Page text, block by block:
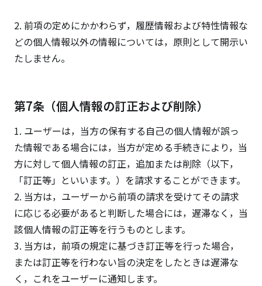
2. 前項の定めにかかわらず，履歴情報および特性情報な
どの個人情報以外の情報については，原則として開示い
たしません。
第7条（個人情報の訂正および削除）
1. ユーザーは，当方の保有する自己の個人情報が誤っ
た情報である場合には，当方が定める手続きにより，当
方に対して個人情報の訂正，追加または削除（以下，
「訂正等」といいます。）を請求することができます。
2. 当方は，ユーザーから前項の請求を受けてその請求
に応じる必要があると判断した場合には，遅滞なく，当
該個人情報の訂正等を行うものとします。
3. 当方は，前項の規定に基づき訂正等を行った場合，
または訂正等を行わない旨の決定をしたときは遅滞な
く，これをユーザーに通知します。